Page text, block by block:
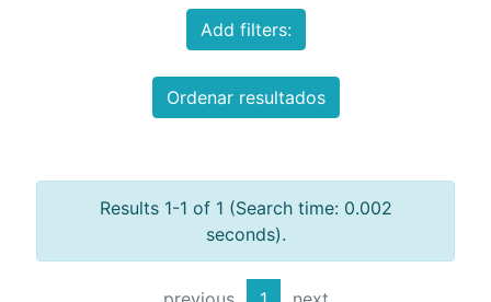
Add filters:
Ordenar resultados
Results 1-1 of 1 (Search time: 0.002
seconds).